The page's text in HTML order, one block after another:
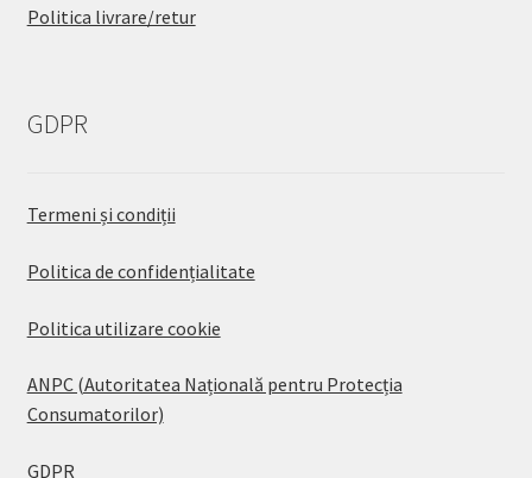
Politica livrare/retur
GDPR
Termeni și condiții
Politica de confidențialitate
Politica utilizare cookie
ANPC (Autoritatea Națională pentru Protecția
Consumatorilor)
GDPR